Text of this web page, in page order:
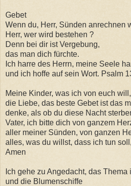
Gebet
Wenn du, Herr, Sünden anrechnen
Herr, wer wird bestehen ?
Denn bei dir ist Vergebung,
das man dich fürchte.
Ich harre des Herrn, meine Seele
und ich hoffe auf sein Wort. Psalm
Meine Kinder, was ich von euch
die Liebe, das beste Gebet ist das
denke, als ob du diese Nacht
Vater, ich bitte dich von ganzem
aller meiner Sünden, von ganzen
alles, was du willst, dass ich tun
Amen
Ich gehe zu Angedacht, das Thema
und die Blumenschiffe